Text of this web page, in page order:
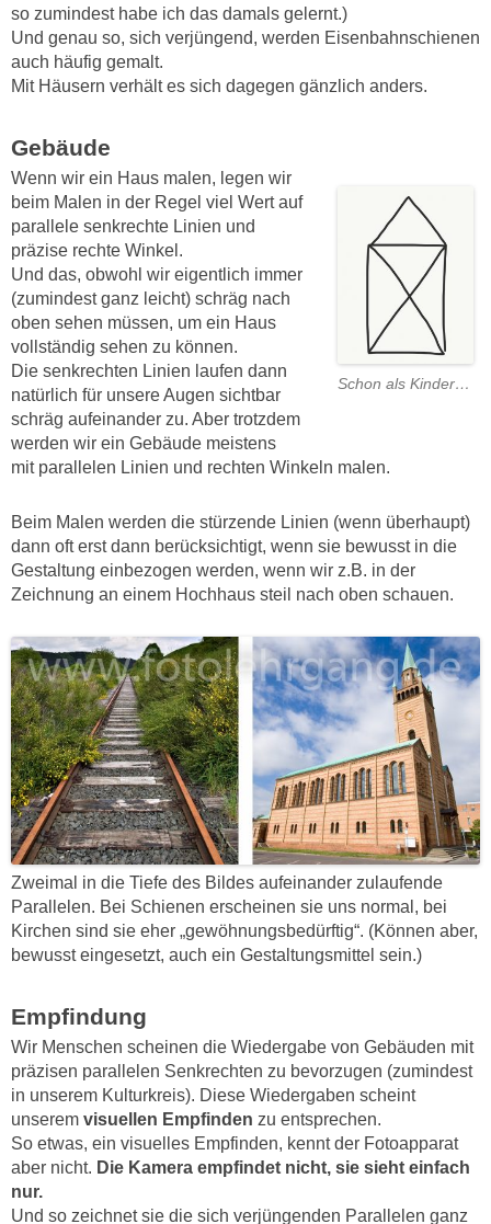
so zumindest habe ich das damals gelernt.)
Und genau so, sich verjüngend, werden Eisenbahnschienen
auch häufig gemalt.
Mit Häusern verhält es sich dagegen gänzlich anders.
Gebäude
Schon als Kinder…
Wenn wir ein Haus malen, legen wir
beim Malen in der Regel viel Wert auf
parallele senkrechte Linien und
präzise rechte Winkel.
Und das, obwohl wir eigentlich immer
(zumindest ganz leicht) schräg nach
oben sehen müssen, um ein Haus
vollständig sehen zu können.
Die senkrechten Linien laufen dann
natürlich für unsere Augen sichtbar
schräg aufeinander zu. Aber trotzdem
werden wir ein Gebäude meistens
mit parallelen Linien und rechten Winkeln malen.
Beim Malen werden die stürzende Linien (wenn überhaupt)
dann oft erst dann berücksichtigt, wenn sie bewusst in die
Gestaltung einbezogen werden, wenn wir z.B. in der
Zeichnung an einem Hochhaus steil nach oben schauen.
Zweimal in die Tiefe des Bildes aufeinander zulaufende
Parallelen. Bei Schienen erscheinen sie uns normal, bei
Kirchen sind sie eher „gewöhnungsbedürftig“. (Können aber,
bewusst eingesetzt, auch ein Gestaltungsmittel sein.)
Empfindung
Wir Menschen scheinen die Wiedergabe von Gebäuden mit
präzisen parallelen Senkrechten zu bevorzugen (zumindest
in unserem Kulturkreis). Diese Wiedergaben scheint
unserem visuellen Empfinden zu entsprechen.
So etwas, ein visuelles Empfinden, kennt der Fotoapparat
aber nicht. Die Kamera empfindet nicht, sie sieht einfach
nur.
Und so zeichnet sie die sich verjüngenden Parallelen ganz